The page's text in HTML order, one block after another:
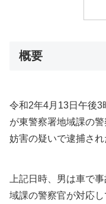
概要
令和2年4月13日午後3
が東警察署地域課の
妨害の疑いで逮捕され
上記日時、男は車で
域課の警察官が対応